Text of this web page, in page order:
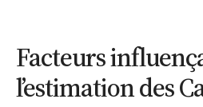
Facteurs
l’estimation des